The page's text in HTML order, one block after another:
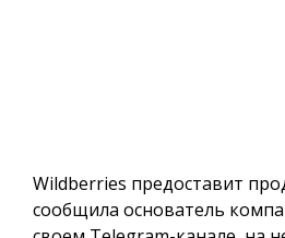
Wildberries предоставит
сообщила основатель